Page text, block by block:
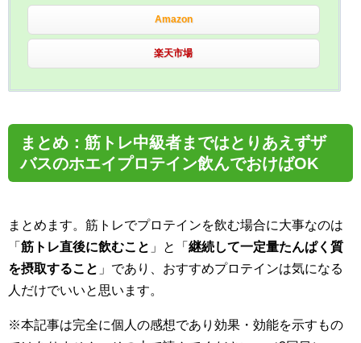
Amazon
楽天市場
まとめ：筋トレ中級者まではとりあえずザ
バスのホエイプロテイン飲んでおけばOK
まとめます。筋トレでプロテインを飲む場合に大事なのは
「 筋トレ直後に飲むこと 」と「 継続して一定量たんぱく質
を摂取すること 」であり、おすすめプロテインは気になる
人だけでいいと思います。
※本記事は完全に個人の感想であり効果・効能を示すもの